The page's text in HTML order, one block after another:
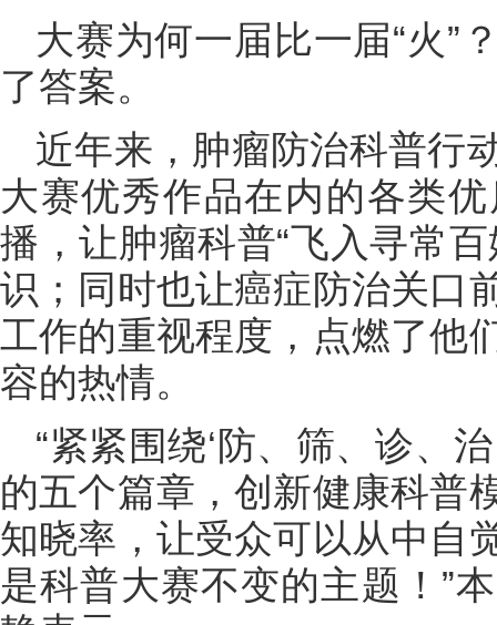
大赛为何一届比一届“火”
了答案。
近年来，肿瘤防治科普行
大赛优秀作品在内的各类
播，让肿瘤科普“飞入寻常
识；同时也让癌症防治关口
工作的重视程度，点燃了他
容的热情。
“紧紧围绕‘防、筛、诊、
的五个篇章，创新健康科普
知晓率，让受众可以从中自
是科普大赛不变的主题！”